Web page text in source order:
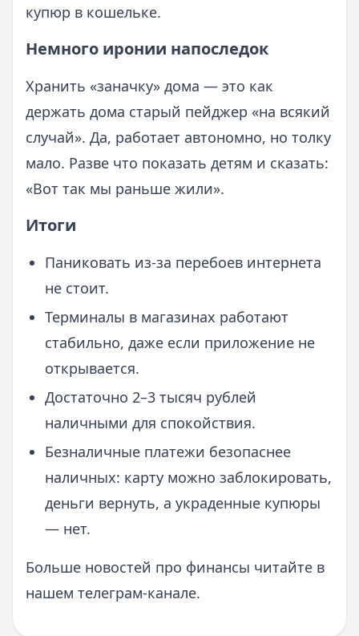
купюр в кошельке.
Немного иронии напоследок
Хранить «заначку» дома — это как
держать дома старый пейджер «на всякий
случай». Да, работает автономно, но толку
мало. Разве что показать детям и сказать:
«Вот так мы раньше жили».
Итоги
Паниковать из-за перебоев интернета
не стоит.
Терминалы в магазинах работают
стабильно, даже если приложение не
открывается.
Достаточно 2–3 тысяч рублей
наличными для спокойствия.
Безналичные платежи безопаснее
наличных: карту можно заблокировать,
деньги вернуть, а украденные купюры
— нет.
Больше новостей про финансы читайте в
нашем телеграм-канале.